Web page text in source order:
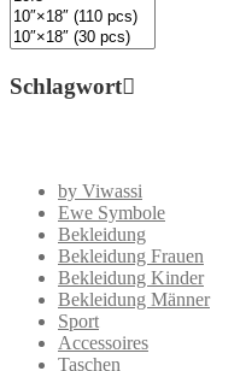
Schlagwort
by Viwassi
Ewe Symbole
Bekleidung
Bekleidung Frauen
Bekleidung Kinder
Bekleidung Männer
Sport
Accessoires
Taschen